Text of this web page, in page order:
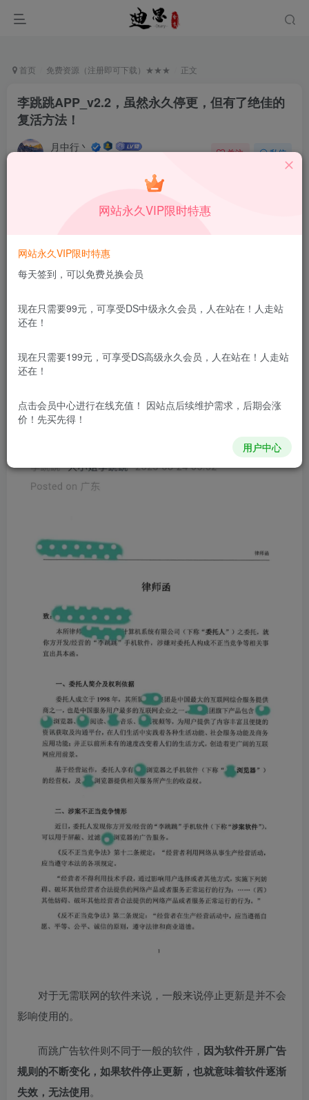
首页 免费资源（注册即可下载）★★★ 正文
李跳跳APP_v2.2，虽然永久停更，但有了绝佳的
复活方法！
月中行丶 关注 私信
用途。如有侵权、不妥之处，请第一时间联系我们删除！
前段时间，因为一封来自南山必胜客律师函，知名开屏
对于无需联网的软件来说，一般来说停止更新是并不会
影响使用的。
而跳广告软件则不同于一般的软件， 因为软件开屏广告
规则的不断变化，如果软件停止更新，也就意味着软件逐渐
失效，无法使用。
网站永久VIP限时特惠
网站永久VIP限时特惠
每天签到，可以免费兑换会员
现在只需要99元，可享受DS中级永久会员，人在站在！人走站
还在！
现在只需要199元，可享受DS高级永久会员，人在站在！人走站
还在！
点击会员中心进行在线充值！ 因站点后续维护需求，后期会涨
价！先买先得！
用户中心